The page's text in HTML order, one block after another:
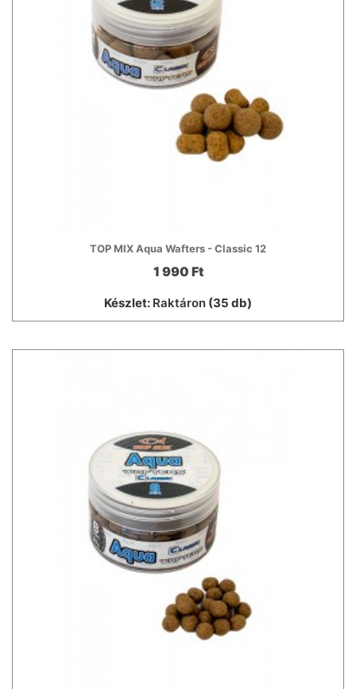
TOP MIX Aqua Wafters - Classic 12
1 990 Ft
Készlet: Raktáron (35 db)